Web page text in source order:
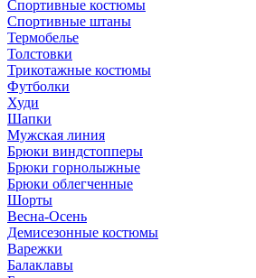
Спортивные костюмы
Спортивные штаны
Термобелье
Толстовки
Трикотажные костюмы
Футболки
Худи
Шапки
Мужская линия
Брюки виндстопперы
Брюки горнолыжные
Брюки облегченные
Шорты
Весна-Осень
Демисезонные костюмы
Варежки
Балаклавы